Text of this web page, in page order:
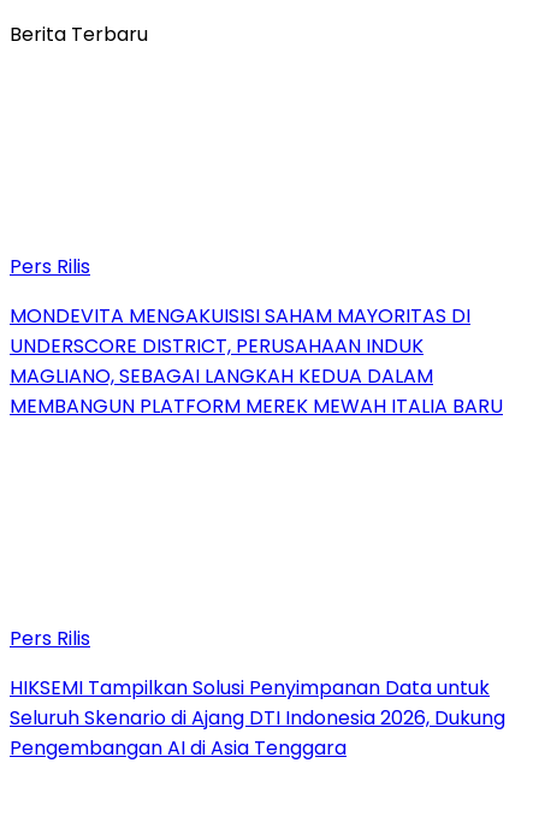
Berita Terbaru
Pers Rilis
MONDEVITA MENGAKUISISI SAHAM MAYORITAS DI
UNDERSCORE DISTRICT, PERUSAHAAN INDUK
MAGLIANO, SEBAGAI LANGKAH KEDUA DALAM
MEMBANGUN PLATFORM MEREK MEWAH ITALIA BARU
Pers Rilis
HIKSEMI Tampilkan Solusi Penyimpanan Data untuk
Seluruh Skenario di Ajang DTI Indonesia 2026, Dukung
Pengembangan AI di Asia Tenggara